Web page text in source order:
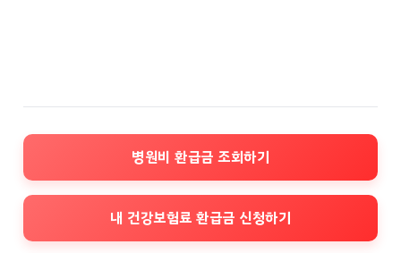
병원비 환급금 조회하기
내 건강보험료 환급금 신청하기